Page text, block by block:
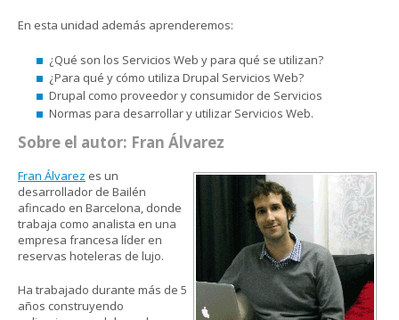
En esta unidad además aprenderemos:
¿Qué son los Servicios Web y para qué se utilizan?
¿Para qué y cómo utiliza Drupal Servicios Web?
Drupal como proveedor y consumidor de Servicios
Normas para desarrollar y utilizar Servicios Web.
Sobre el autor: Fran Álvarez
Fran Álvarez es un
desarrollador de Bailén
afincado en Barcelona, donde
trabaja como analista en una
empresa francesa líder en
reservas hoteleras de lujo.
Ha trabajado durante más de 5
años construyendo